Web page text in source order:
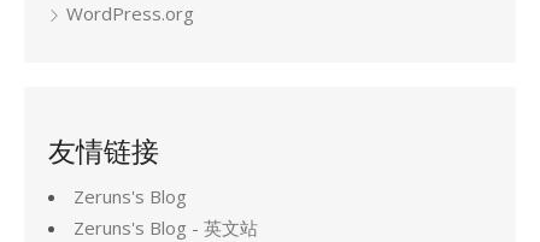
WordPress.org
友情链接
Zeruns's Blog
Zeruns's Blog - 英文站